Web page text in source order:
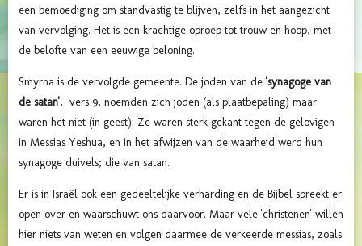
een bemoediging om standvastig te blijven, zelfs in het aangezicht
van vervolging. Het is een krachtige oproep tot trouw en hoop, met
de belofte van een eeuwige beloning.
Smyrna is de vervolgde gemeente. De joden van de 'synagoge van
de satan', vers 9, noemden zich joden (als plaatbepaling) maar
waren het niet (in geest). Ze waren sterk gekant tegen de gelovigen
in Messias Yeshua, en in het afwijzen van de waarheid werd hun
synagoge duivels; die van satan.
Er is in Israël ook een gedeeltelijke verharding en de Bijbel spreekt er
open over en waarschuwt ons daarvoor. Maar vele 'christenen' willen
hier niets van weten en volgen daarmee de verkeerde messias, zoals